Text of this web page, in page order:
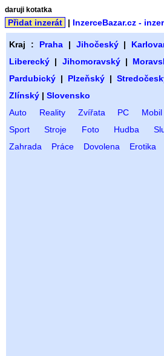
daruji kotatka
Přidat inzerát | InzerceBazar.cz -
Kraj : Praha| Jihočeský|
Liberecký | Jihomoravský|
Pardubický | Plzeňský |
Zlínský | Slovensko
Auto
Reality Zvířata PC Mobil
Sport
Stroje Foto Hudba
Zahrada
Práce Dovolena Erotika